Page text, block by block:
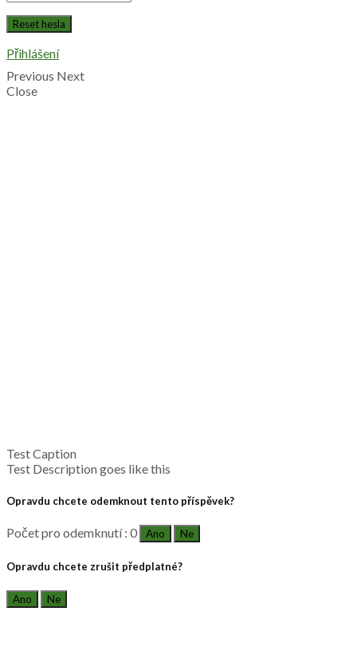
Přihlášení
Previous Next
Close
Test Caption
Test Description goes like this
Opravdu chcete odemknout tento příspěvek?
Počet pro odemknutí : 0 Ano Ne
Opravdu chcete zrušit předplatné?
Ano Ne